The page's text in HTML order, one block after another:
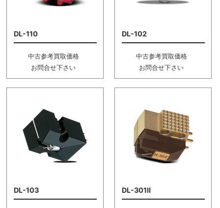
DL-110
中古参考買取価格
お問合せ下さい
DL-102
中古参考買取価格
お問合せ下さい
DL-103 DL-301II